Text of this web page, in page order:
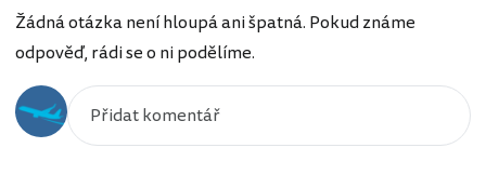
Žádná otázka není hloupá ani špatná. Pokud známe
odpověď, rádi se o ni podělíme.